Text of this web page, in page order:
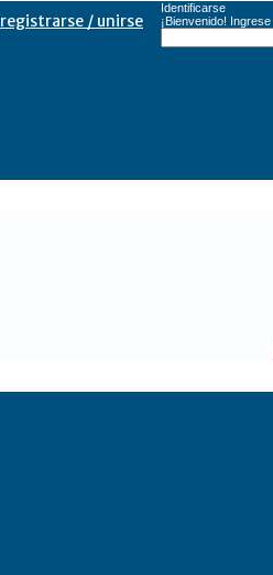
registrarse / unirse
Identificarse
¡Bienvenido!